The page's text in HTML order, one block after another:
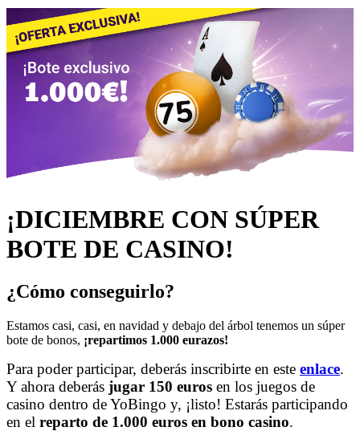
¡DICIEMBRE CON SÚPER
BOTE DE CASINO!
¿Cómo conseguirlo?
Estamos casi, casi, en navidad y debajo del árbol tenemos un súper
bote de bonos, ¡repartimos 1.000 eurazos!
Para poder participar, deberás inscribirte en este enlace.
Y ahora deberás jugar 150 euros en los juegos de
casino dentro de YoBingo y, ¡listo! Estarás participando
en el reparto de 1.000 euros en bono casino.